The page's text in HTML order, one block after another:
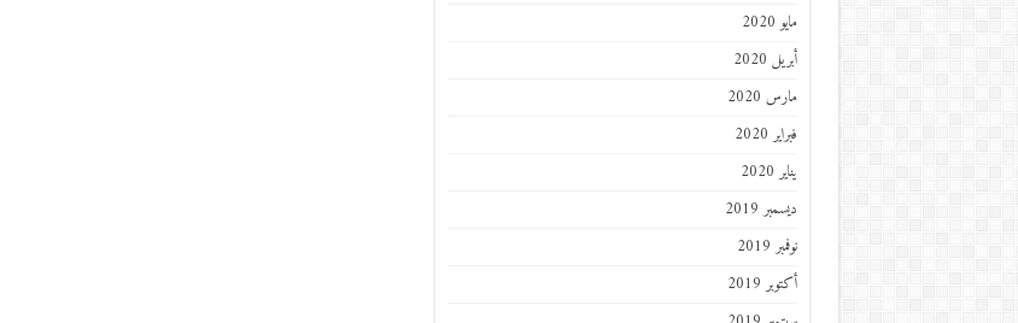
مايو 2020
أبريل 2020
مارس 2020
فبراير 2020
يناير 2020
ديسمبر 2019
نوفمبر 2019
أكتوبر 2019